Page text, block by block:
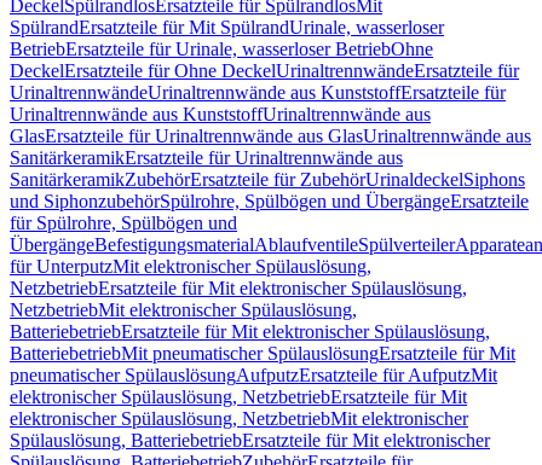
DeckelSpülrandlosErsatzteile für SpülrandlosMit
SpülrandErsatzteile für Mit SpülrandUrinale, wasserloser
BetriebErsatzteile für Urinale, wasserloser BetriebOhne
DeckelErsatzteile für Ohne DeckelUrinaltrennwändeErsatzteile für
UrinaltrennwändeUrinaltrennwände aus KunststoffErsatzteile für
Urinaltrennwände aus KunststoffUrinaltrennwände aus
GlasErsatzteile für Urinaltrennwände aus GlasUrinaltrennwände aus
SanitärkeramikErsatzteile für Urinaltrennwände aus
SanitärkeramikZubehörErsatzteile für ZubehörUrinaldeckelSiphons
und SiphonzubehörSpülrohre, Spülbögen und ÜbergängeErsatzteile
für Spülrohre, Spülbögen und
ÜbergängeBefestigungsmaterialAblaufventileSpülverteiler
für UnterputzMit elektronischer Spülauslösung,
NetzbetriebErsatzteile für Mit elektronischer Spülauslösung,
NetzbetriebMit elektronischer Spülauslösung,
BatteriebetriebErsatzteile für Mit elektronischer Spülauslösung,
BatteriebetriebMit pneumatischer SpülauslösungErsatzteile für Mit
pneumatischer SpülauslösungAufputzErsatzteile für AufputzMit
elektronischer Spülauslösung, NetzbetriebErsatzteile für Mit
elektronischer Spülauslösung, NetzbetriebMit elektronischer
Spülauslösung, BatteriebetriebErsatzteile für Mit elektronischer